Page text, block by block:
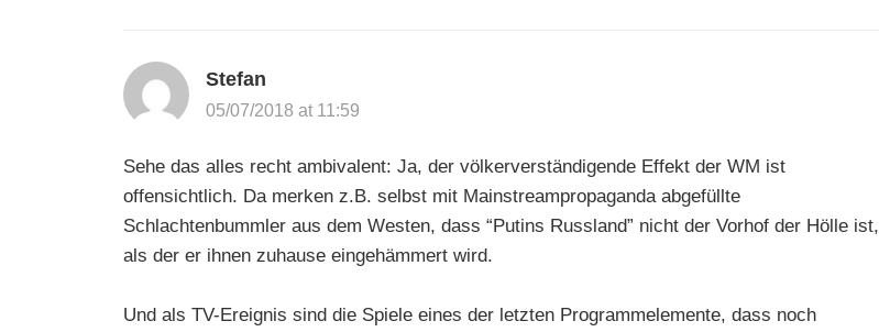
Stefan
05/07/2018 at 11:59
Sehe das alles recht ambivalent: Ja, der völkerverständigende Effekt der WM ist
offensichtlich. Da merken z.B. selbst mit Mainstreampropaganda abgefüllte
Schlachtenbummler aus dem Westen, dass “Putins Russland” nicht der Vorhof der Hölle ist,
als der er ihnen zuhause eingehämmert wird.
Und als TV-Ereignis sind die Spiele eines der letzten Programmelemente, dass noch